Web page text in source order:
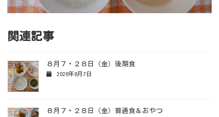
関連記事
８月７・２８日（金）後期食
2026年8月7日
８月７・２８日（金）普通食＆おやつ